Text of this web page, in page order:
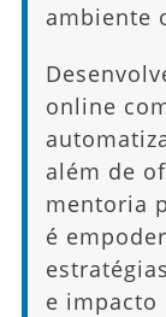
ambiente
online
além de
mentoria
é
e impacto